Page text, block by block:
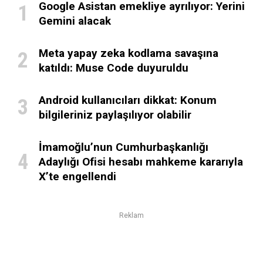
Google Asistan emekliye ayrılıyor: Yerini
Gemini alacak
Meta yapay zeka kodlama savaşına
katıldı: Muse Code duyuruldu
Android kullanıcıları dikkat: Konum
bilgileriniz paylaşılıyor olabilir
İmamoğlu’nun Cumhurbaşkanlığı
Adaylığı Ofisi hesabı mahkeme kararıyla
X’te engellendi
Reklam